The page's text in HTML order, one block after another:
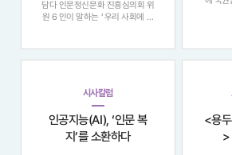
담다 인문정신문화 진흥심의회 위
원 6 인이 말하는 ‘ 우리 사회에 인
식을 넘어 , 어떻게 사람에게 닿을
하고 의
했다 .
시사칼럼
인공지능(AI), ‘인문 복
지’를 소환하다
<용
>